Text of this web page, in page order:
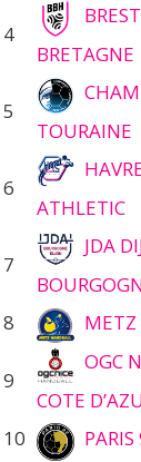
4
BREST
BRETAGNE
5
TOURAINE
6
ATHLETIC
7
JDA
8 METZ
9
OGC
COTE
10 PARIS